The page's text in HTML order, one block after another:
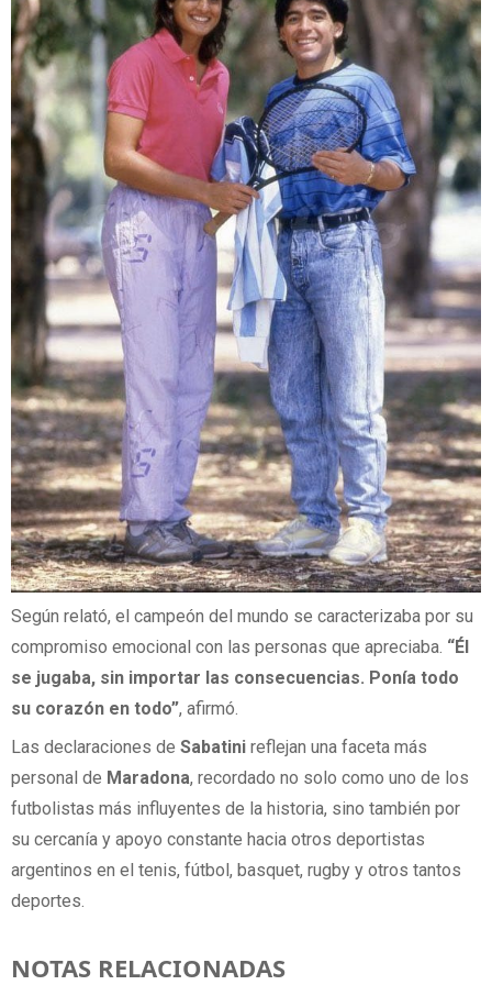
Según relató, el campeón del mundo se caracterizaba por su
compromiso emocional con las personas que apreciaba. “Él
se jugaba, sin importar las consecuencias. Ponía todo
su corazón en todo”, afirmó.
Las declaraciones de Sabatini reflejan una faceta más
personal de Maradona, recordado no solo como uno de los
futbolistas más influyentes de la historia, sino también por
su cercanía y apoyo constante hacia otros deportistas
argentinos en el tenis, fútbol, basquet, rugby y otros tantos
deportes.
NOTAS RELACIONADAS